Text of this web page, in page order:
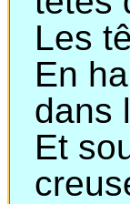
Les
En
dans
Et